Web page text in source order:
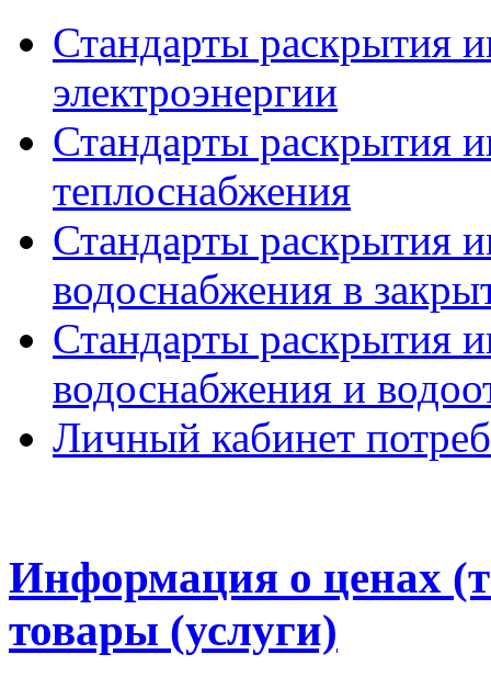
Стандарты раскрытия
электроэнергии
Стандарты раскрытия
теплоснабжения
Стандарты раскрытия
водоснабжения в
Стандарты раскрытия
водоснабжения и
Личный кабинет
Информация о ценах
товары (услуги)